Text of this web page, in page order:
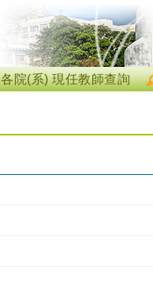
各院(系) 現任教師查詢